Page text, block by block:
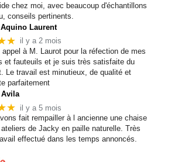
chez moi, avec beaucoup d'échantillons
conseils pertinents.
Laurent
il y a 2 mois
à M. Laurot pour la réfection de mes
et fauteuils et je suis très satisfaite du
Le travail est minutieux, de qualité et
parfaitement
il y a 5 mois
fait rempailler à l ancienne une chaise
de Jacky en paille naturelle. Très
effectué dans les temps annoncés.